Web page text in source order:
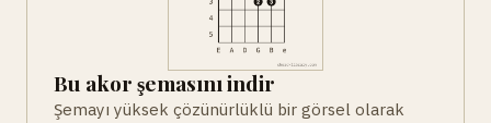
Bu akor şemasını indir
Şemayı yüksek çözünürlüklü bir görsel olarak